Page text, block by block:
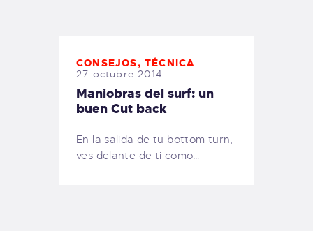
CONSEJOS,TÉCNICA
27 octubre 2014
Maniobras del surf: un
buen Cut back
En la salida de tu bottom turn,
ves delante de ti como…